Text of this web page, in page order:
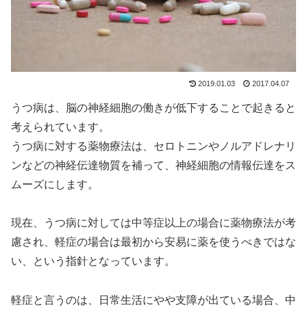
2019.01.03 2017.04.07
うつ病は、脳の神経細胞の働きが低下することで起きると
考えられています。
うつ病に対する薬物療法は、セロトニンやノルアドレナリ
ンなどの神経伝達物質を補って、神経細胞の情報伝達をス
ムーズにします。
現在、うつ病に対しては中等症以上の場合に薬物療法が考
慮され、軽症の場合は最初から安易に薬を使うべきではな
い、という指針となっています。
軽症と言うのは、日常生活にやや支障が出ている場合、中